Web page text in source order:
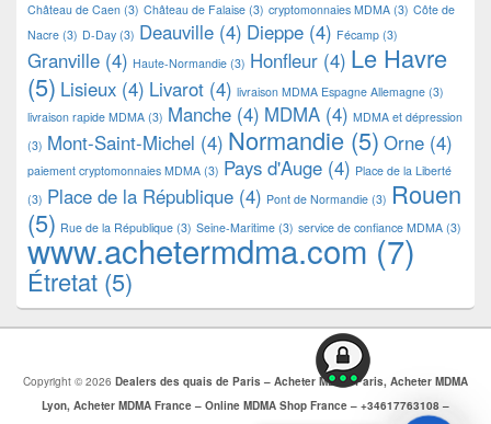
Château de Caen (3) Château de Falaise (3) cryptomonnaies MDMA (3) Côte de
Nacre (3) D-Day (3) Deauville (4) Dieppe (4) Fécamp (3)
Granville (4) Haute-Normandie (3) Honfleur (4) Le Havre
(5) Lisieux (4) Livarot (4) livraison MDMA Espagne Allemagne (3)
livraison rapide MDMA (3) Manche (4) MDMA (4) MDMA et dépression
(3) Mont-Saint-Michel (4) Normandie (5) Orne (4)
paiement cryptomonnaies MDMA (3) Pays d'Auge (4) Place de la Liberté
(3) Place de la République (4) Pont de Normandie (3) Rouen
(5) Rue de la République (3) Seine-Maritime (3) service de confiance MDMA (3)
www.achetermdma.com (7)
Étretat (5)
Copyright © 2026 Dealers des quais de Paris – Acheter MDMA Paris, Acheter MDMA
Lyon, Acheter MDMA France – Online MDMA Shop France – +34617763108 –